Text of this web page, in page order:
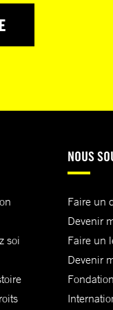
soi
NOUS
Faire un
Devenir
Faire un
Devenir